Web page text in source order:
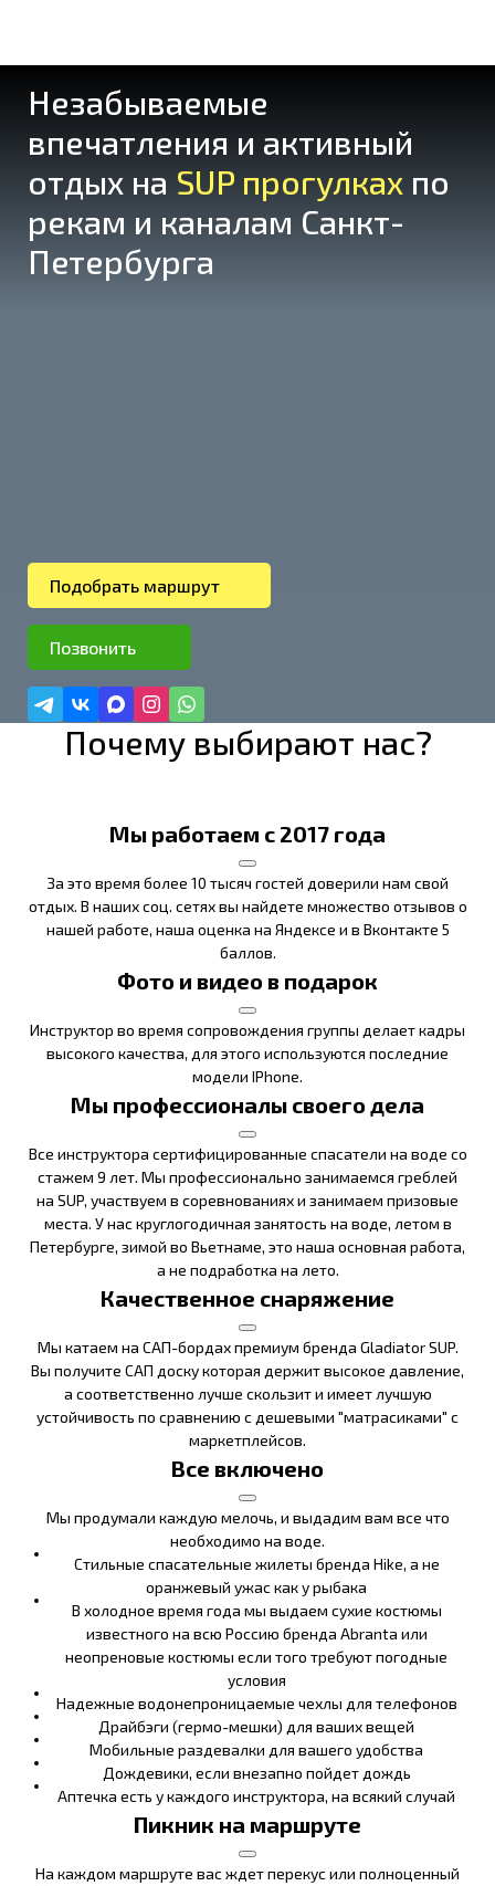
Незабываемые
впечатления и активный
отдых на SUP прогулках по
рекам и каналам Санкт-
Петербурга
Подобрать маршрут
Позвонить
Почему выбирают нас?
Мы работаем с 2017 года
За это время более 10 тысяч гостей доверили нам свой
отдых. В наших соц. сетях вы найдете множество отзывов о
нашей работе, наша оценка на Яндексе и в Вконтакте 5
баллов.
Фото и видео в подарок
Инструктор во время сопровождения группы делает кадры
высокого качества, для этого используются последние
модели IPhone.
Мы профессионалы своего дела
Все инструктора сертифицированные спасатели на воде со
стажем 9 лет. Мы профессионально занимаемся греблей
на SUP, участвуем в соревнованиях и занимаем призовые
места. У нас круглогодичная занятость на воде, летом в
Петербурге, зимой во Вьетнаме, это наша основная работа,
а не подработка на лето.
Качественное снаряжение
Мы катаем на САП-бордах премиум бренда Gladiator SUP.
Вы получите САП доску которая держит высокое давление,
а соответственно лучше скользит и имеет лучшую
устойчивость по сравнению с дешевыми "матрасиками" с
маркетплейсов.
Все включено
Мы продумали каждую мелочь, и выдадим вам все что
необходимо на воде.
Стильные спасательные жилеты бренда Hike, а не
оранжевый ужас как у рыбака
В холодное время года мы выдаем сухие костюмы
известного на всю Россию бренда Abranta или
неопреновые костюмы если того требуют погодные
условия
Надежные водонепроницаемые чехлы для телефонов
Драйбэги (гермо-мешки) для ваших вещей
Мобильные раздевалки для вашего удобства
Дождевики, если внезапно пойдет дождь
Аптечка есть у каждого инструктора, на всякий случай
Пикник на маршруте
На каждом маршруте вас ждет перекус или полноценный